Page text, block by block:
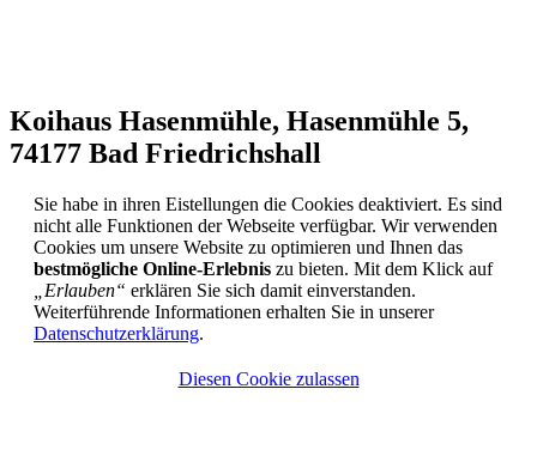
Koihaus Hasenmühle, Hasenmühle 5,
74177 Bad Friedrichshall
Sie habe in ihren Eistellungen die Cookies deaktiviert. Es sind
nicht alle Funktionen der Webseite verfügbar. Wir verwenden
Cookies um unsere Website zu optimieren und Ihnen das
bestmögliche Online-Erlebnis zu bieten. Mit dem Klick auf
„Erlauben“ erklären Sie sich damit einverstanden.
Weiterführende Informationen erhalten Sie in unserer
Datenschutzerklärung.
Diesen Cookie zulassen